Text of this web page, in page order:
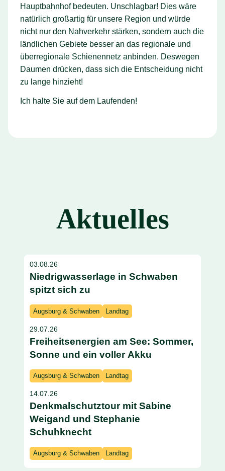
Hauptbahnhof bedeuten. Unschlagbar! Dies wäre
natürlich großartig für unsere Region und würde
nicht nur den Nahverkehr stärken, sondern auch die
ländlichen Gebiete besser an das regionale und
überregionale Schienennetz anbinden. Deswegen
Daumen drücken, dass sich die Entscheidung nicht
zu lange hinzieht!
Ich halte Sie auf dem Laufenden!
Aktuelles
03.08.26
Niedrigwasserlage in Schwaben
spitzt sich zu
Augsburg & Schwaben Landtag
29.07.26
Freiheitsenergien am See: Sommer,
Sonne und ein voller Akku
Augsburg & Schwaben Landtag
14.07.26
Denkmalschutztour mit Sabine
Weigand und Stephanie
Schuhknecht
Augsburg & Schwaben Landtag